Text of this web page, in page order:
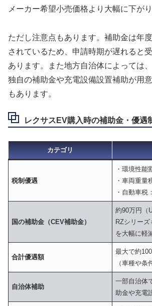
メーカー希望小売価格より大幅に下がり
ただし注意点もあります。補助金は年
されているため、申請時期が遅れると
あります。また地方自治体によっては
独自の補助金や充電設備設置補助が用
もあります。
レクサスEV購入時の補助金・優遇
カテゴリ
税制優遇
・環境性能
・車両重量
・自動車税
国の補助金（CEV補助金）
約90万円（
RZシリー
を大幅に軽
合計優遇額
最大で約
（車種や条
自治体補助
一部自治体
助金や充電